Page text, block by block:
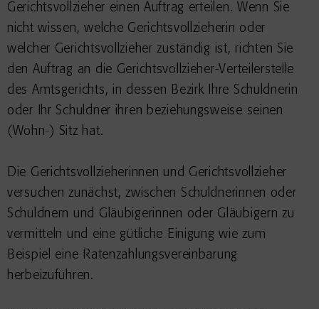
Gerichtsvollzieher einen Auftrag erteilen. Wenn Sie
nicht wissen, welche Gerichtsvollzieherin oder
welcher Gerichtsvollzieher zuständig ist, richten Sie
den Auftrag an die Gerichtsvollzieher-Verteilerstelle
des Amtsgerichts, in dessen Bezirk Ihre Schuldnerin
oder Ihr Schuldner ihren beziehungsweise seinen
(Wohn-) Sitz hat.
Die Gerichtsvollzieherinnen und Gerichtsvollzieher
versuchen zunächst, zwischen Schuldnerinnen oder
Schuldnern und Gläubigerinnen oder Gläubigern zu
vermitteln und eine gütliche Einigung wie zum
Beispiel eine Ratenzahlungsvereinbarung
herbeizuführen.